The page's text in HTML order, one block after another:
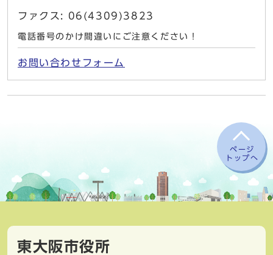
ファクス: 06(4309)3823
電話番号のかけ間違いにご注意ください！
お問い合わせフォーム
ページ
トップへ
東大阪市役所